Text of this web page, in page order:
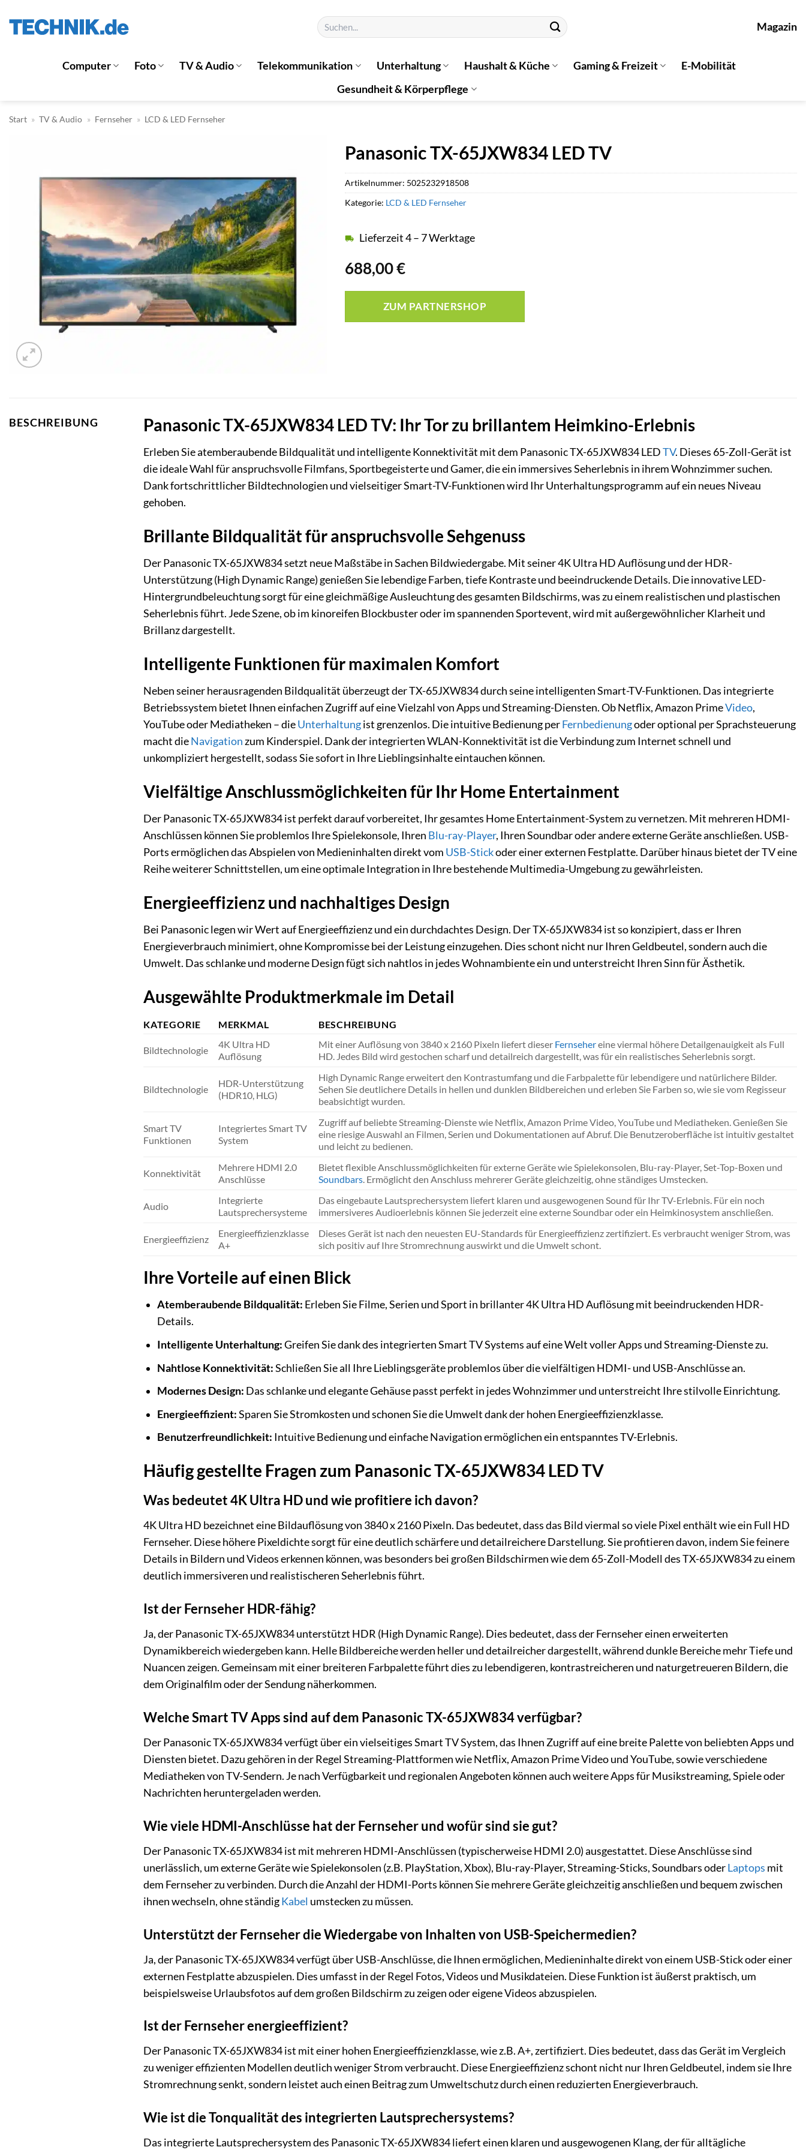
Inhalt
Suchen
nach:
Magazin
Computer Foto TV & Audio Telekommunikation Unterhaltung Haushalt & Küche Gaming & Freizeit
E-Mobilität
Gesundheit & Körperpflege
Start » TV & Audio » Fernseher » LCD & LED Fernseher
Panasonic TX-65JXW834 LED TV
688,00€
Lieferzeit 4 – 7 Werktage
ZUM PARTNERSHOP
Artikelnummer: 5025232918508
Kategorie: LCD & LED Fernseher
BESCHREIBUNG Panasonic TX-65JXW834 LED TV: Ihr Tor zu brillantem Heimkino-Erlebnis
Erleben Sie atemberaubende Bildqualität und intelligente Konnektivität mit dem Panasonic TX-65JXW834 LEDTV. Dieses 65-Zoll-Gerät ist
die ideale Wahl für anspruchsvolle Filmfans, Sportbegeisterte und Gamer, die ein immersives Seherlebnis in ihrem Wohnzimmer suchen.
Dank fortschrittlicher Bildtechnologien und vielseitiger Smart-TV-Funktionen wird Ihr Unterhaltungsprogramm auf ein neues Niveau
gehoben.
Brillante Bildqualität für anspruchsvolle Sehgenuss
Der Panasonic TX-65JXW834 setzt neue Maßstäbe in Sachen Bildwiedergabe. Mit seiner 4K Ultra HD Auflösung und der HDR-
Unterstützung (High Dynamic Range) genießen Sie lebendige Farben, tiefe Kontraste und beeindruckende Details. Die innovative LED-
Hintergrundbeleuchtung sorgt für eine gleichmäßige Ausleuchtung des gesamten Bildschirms, was zu einem realistischen und plastischen
Seherlebnis führt. Jede Szene, ob im kinoreifen Blockbuster oder im spannenden Sportevent, wird mit außergewöhnlicher Klarheit und
Brillanz dargestellt.
Intelligente Funktionen für maximalen Komfort
Neben seiner herausragenden Bildqualität überzeugt der TX-65JXW834 durch seine intelligenten Smart-TV-Funktionen. Das integrierte
Betriebssystem bietet Ihnen einfachen Zugriff auf eine Vielzahl von Apps und Streaming-Diensten. Ob Netflix, Amazon PrimeVideo,
YouTube oder Mediatheken – dieUnterhaltungist grenzenlos. Die intuitive Bedienung perFernbedienungoder optional per Sprachsteuerung
macht dieNavigationzum Kinderspiel. Dank der integrierten WLAN-Konnektivität ist die Verbindung zum Internet schnell und
unkompliziert hergestellt, sodass Sie sofort in Ihre Lieblingsinhalte eintauchen können.
Vielfältige Anschlussmöglichkeiten für Ihr Home Entertainment
Der Panasonic TX-65JXW834 ist perfekt darauf vorbereitet, Ihr gesamtes Home Entertainment-System zu vernetzen. Mit mehreren HDMI-
Anschlüssen können Sie problemlos Ihre Spielekonsole, Ihren Blu-ray-Player, Ihren Soundbar oder andere externe Geräte anschließen. USB-
Ports ermöglichen das Abspielen von Medieninhalten direkt vom USB-Stickoder einer externen Festplatte. Darüber hinaus bietet der TV eine
Reihe weiterer Schnittstellen, um eine optimale Integration in Ihre bestehende Multimedia-Umgebung zu gewährleisten.
Energieeffizienz und nachhaltiges Design
Bei Panasonic legen wir Wert auf Energieeffizienz und ein durchdachtes Design. Der TX-65JXW834 ist so konzipiert, dass er Ihren
Energieverbrauch minimiert, ohne Kompromisse bei der Leistung einzugehen. Dies schont nicht nur Ihren Geldbeutel, sondern auch die
Umwelt. Das schlanke und moderne Design fügt sich nahtlos in jedes Wohnambiente ein und unterstreicht Ihren Sinn für Ästhetik.
Ausgewählte Produktmerkmale im Detail
KATEGORIE MERKMAL BESCHREIBUNG
Bildtechnologie
4K Ultra HD
Auflösung
Mit einer Auflösung von 3840 x 2160 Pixeln liefert dieser Fernsehereine viermal höhere Detailgenauigkeit als Full
HD. Jedes Bild wird gestochen scharf und detailreich dargestellt, was für ein realistisches Seherlebnis sorgt.
Bildtechnologie
HDR-Unterstützung
(HDR10, HLG)
High Dynamic Range erweitert den Kontrastumfang und die Farbpalette für lebendigere und natürlichere Bilder.
Sehen Sie deutlichere Details in hellen und dunklen Bildbereichen und erleben Sie Farben so, wie sie vom Regisseur
beabsichtigt wurden.
Smart TV
Funktionen
Integriertes Smart TV
System
Zugriff auf beliebte Streaming-Dienste wie Netflix, Amazon Prime Video, YouTube und Mediatheken. Genießen Sie
eine riesige Auswahl an Filmen, Serien und Dokumentationen auf Abruf. Die Benutzeroberfläche ist intuitiv gestaltet
und leicht zu bedienen.
Konnektivität
Mehrere HDMI 2.0
Anschlüsse
Bietet flexible Anschlussmöglichkeiten für externe Geräte wie Spielekonsolen, Blu-ray-Player, Set-Top-Boxen und
Soundbars. Ermöglicht den Anschluss mehrerer Geräte gleichzeitig, ohne ständiges Umstecken.
Audio
Integrierte
Lautsprechersysteme
Das eingebaute Lautsprechersystem liefert klaren und ausgewogenen Sound für Ihr TV-Erlebnis. Für ein noch
immersiveres Audioerlebnis können Sie jederzeit eine externe Soundbar oder ein Heimkinosystem anschließen.
Energieeffizienz
Energieeffizienzklasse
A+
Dieses Gerät ist nach den neuesten EU-Standards für Energieeffizienz zertifiziert. Es verbraucht weniger Strom, was
sich positiv auf Ihre Stromrechnung auswirkt und die Umwelt schont.
Ihre Vorteile auf einen Blick
Atemberaubende Bildqualität: Erleben Sie Filme, Serien und Sport in brillanter 4K Ultra HD Auflösung mit beeindruckenden HDR-
Details.
Intelligente Unterhaltung:Greifen Sie dank des integrierten Smart TV Systems auf eine Welt voller Apps und Streaming-Dienste zu.
Nahtlose Konnektivität:Schließen Sie all Ihre Lieblingsgeräte problemlos über die vielfältigen HDMI- und USB-Anschlüsse an.
Modernes Design: Das schlanke und elegante Gehäuse passt perfekt in jedes Wohnzimmer und unterstreicht Ihre stilvolle Einrichtung.
Energieeffizient:Sparen Sie Stromkosten und schonen Sie die Umwelt dank der hohen Energieeffizienzklasse.
Benutzerfreundlichkeit: Intuitive Bedienung und einfache Navigation ermöglichen ein entspanntes TV-Erlebnis.
Häufig gestellte Fragen zum Panasonic TX-65JXW834 LED TV
Was bedeutet 4K Ultra HD und wie profitiere ich davon?
4K Ultra HD bezeichnet eine Bildauflösung von 3840 x 2160 Pixeln. Das bedeutet, dass das Bild viermal so viele Pixel enthält wie ein Full HD
Fernseher. Diese höhere Pixeldichte sorgt für eine deutlich schärfere und detailreichere Darstellung. Sie profitieren davon, indem Sie feinere
Details in Bildern und Videos erkennen können, was besonders bei großen Bildschirmen wie dem 65-Zoll-Modell des TX-65JXW834 zu einem
deutlich immersiveren und realistischeren Seherlebnis führt.
Ist der Fernseher HDR-fähig?
Ja, der Panasonic TX-65JXW834 unterstützt HDR (High Dynamic Range). Dies bedeutet, dass der Fernseher einen erweiterten
Dynamikbereich wiedergeben kann. Helle Bildbereiche werden heller und detailreicher dargestellt, während dunkle Bereiche mehr Tiefe und
Nuancen zeigen. Gemeinsam mit einer breiteren Farbpalette führt dies zu lebendigeren, kontrastreicheren und naturgetreueren Bildern, die
dem Originalfilm oder der Sendung näherkommen.
Welche Smart TV Apps sind auf dem Panasonic TX-65JXW834 verfügbar?
Der Panasonic TX-65JXW834 verfügt über ein vielseitiges Smart TV System, das Ihnen Zugriff auf eine breite Palette von beliebten Apps und
Diensten bietet. Dazu gehören in der Regel Streaming-Plattformen wie Netflix, Amazon Prime Video und YouTube, sowie verschiedene
Mediatheken von TV-Sendern. Je nach Verfügbarkeit und regionalen Angeboten können auch weitere Apps für Musikstreaming, Spiele oder
Nachrichten heruntergeladen werden.
Wie viele HDMI-Anschlüsse hat der Fernseher und wofür sind sie gut?
Der Panasonic TX-65JXW834 ist mit mehreren HDMI-Anschlüssen (typischerweise HDMI 2.0) ausgestattet. Diese Anschlüsse sind
unerlässlich, um externe Geräte wie Spielekonsolen (z.B. PlayStation, Xbox), Blu-ray-Player, Streaming-Sticks, Soundbars oderLaptops mit
dem Fernseher zu verbinden. Durch die Anzahl der HDMI-Ports können Sie mehrere Geräte gleichzeitig anschließen und bequem zwischen
ihnen wechseln, ohne ständigKabel umstecken zu müssen.
Unterstützt der Fernseher die Wiedergabe von Inhalten von USB-Speichermedien?
Ja, der Panasonic TX-65JXW834 verfügt über USB-Anschlüsse, die Ihnen ermöglichen, Medieninhalte direkt von einem USB-Stick oder einer
externen Festplatte abzuspielen. Dies umfasst in der Regel Fotos, Videos und Musikdateien. Diese Funktion ist äußerst praktisch, um
beispielsweise Urlaubsfotos auf dem großen Bildschirm zu zeigen oder eigene Videos abzuspielen.
Ist der Fernseher energieeffizient?
Der Panasonic TX-65JXW834 ist mit einer hohen Energieeffizienzklasse, wie z.B. A+, zertifiziert. Dies bedeutet, dass das Gerät im Vergleich
zu weniger effizienten Modellen deutlich weniger Strom verbraucht. Diese Energieeffizienz schont nicht nur Ihren Geldbeutel, indem sie Ihre
Stromrechnung senkt, sondern leistet auch einen Beitrag zum Umweltschutz durch einen reduzierten Energieverbrauch.
Wie ist die Tonqualität des integrierten Lautsprechersystems?
Das integrierte Lautsprechersystem des Panasonic TX-65JXW834 liefert einen klaren und ausgewogenen Klang, der für alltägliche